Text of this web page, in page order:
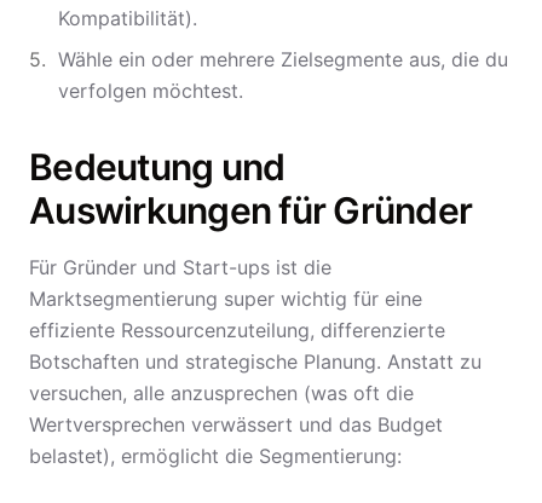
Kompatibilität).
Wähle ein oder mehrere Zielsegmente aus, die du
verfolgen möchtest.
Bedeutung und
Auswirkungen für Gründer
Für Gründer und Start-ups ist die
Marktsegmentierung super wichtig für eine
effiziente Ressourcenzuteilung, differenzierte
Botschaften und strategische Planung. Anstatt zu
versuchen, alle anzusprechen (was oft die
Wertversprechen verwässert und das Budget
belastet), ermöglicht die Segmentierung: